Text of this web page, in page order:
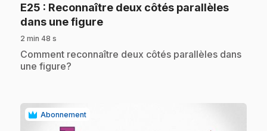
E25 : Reconnaître deux côtés parallèles
dans une figure.
2 min 48 s
.Comment reconnaître deux côtés parallèles dans
une figure?
Abonnement